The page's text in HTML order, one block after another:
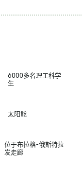
6000多名理工科学
生
太阳能
位于布拉格-俄斯特拉
发走廊